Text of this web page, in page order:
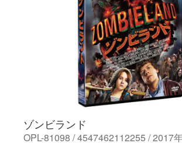
ゾンビランド
OPL-81098 / 4547462112255 / 2017